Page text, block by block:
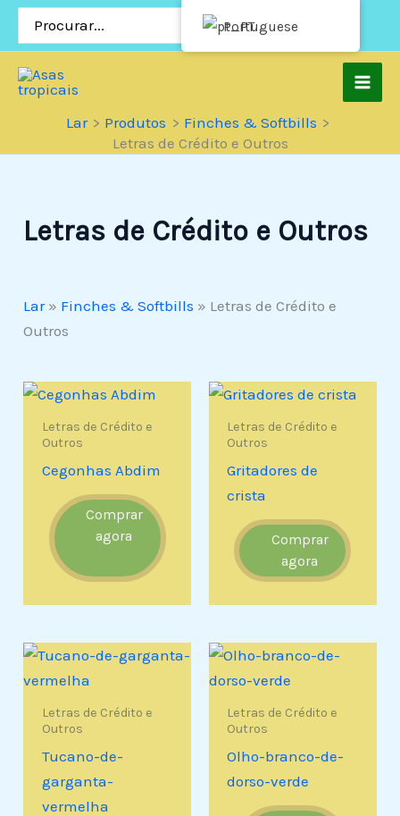
Pular
conteúdo
Lar Produtos
Finches & Softbills
Letras de Crédito e Outros
Letras de Crédito e Outros
Lar» Finches & Softbills » Letras de Crédito e
Outros
Letras de Crédito e
Outros
Cegonhas Abdim
Comprar
agora
Letras de Crédito e
Outros
Gritadores de
crista
Comprar
agora
Letras de Crédito e
Outros
Tucano-de-
garganta-
vermelha
Letras de Crédito e
Outros
Olho-branco-de-
dorso-verde
Portuguese